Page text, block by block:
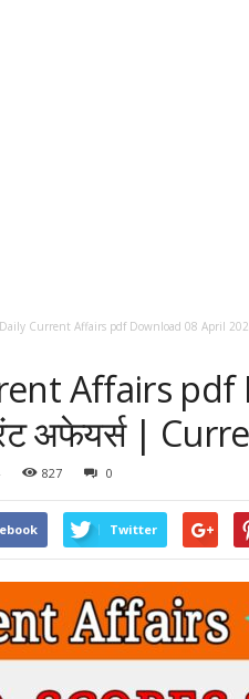
Daily Current Affairs pdf Download 08 April
Affairs
अफेयर्स |
827 0
Twitter